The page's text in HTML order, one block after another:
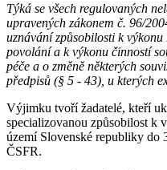
Týká se všech regulovaných
upravených zákonem č. 96/
uznávání způsobilosti k
povolání a k výkonu činností
péče a o změně některých
předpisů (§ 5 - 43), u kterých
Výjimku tvoří žadatelé, kteří
specializovanou způsobilost k
území Slovenské republiky do
ČSFR.